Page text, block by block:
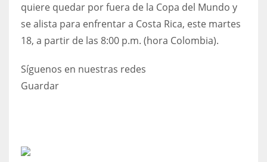
quiere quedar por fuera de la Copa del Mundo y
se alista para enfrentar a Costa Rica, este martes
18, a partir de las 8:00 p.m. (hora Colombia).
Síguenos en nuestras redes
Guardar